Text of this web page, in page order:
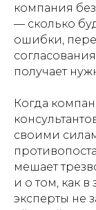
компания
— сколько
ошибки,
получает
Когда
своими
мешает
и о том, как
эксперты не